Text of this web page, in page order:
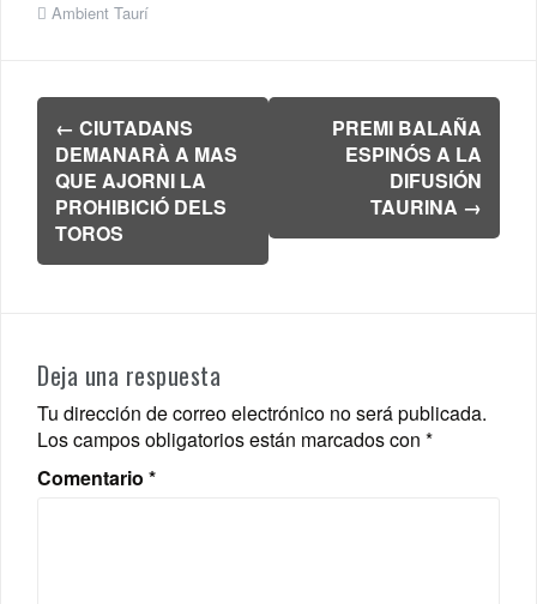
Ambient Taurí
Navegación
de
entradas
← CIUTADANS
DEMANARÀ A MAS
QUE AJORNI LA
PROHIBICIÓ DELS
TOROS
PREMI BALAÑA
ESPINÓS A LA
DIFUSIÓN
TAURINA →
Deja una respuesta
Tu dirección de correo electrónico no será publicada.
Los campos obligatorios están marcados con *
Comentario *